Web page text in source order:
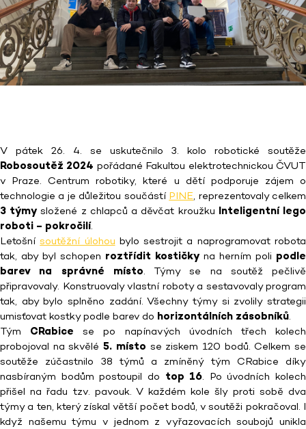
V pátek 26. 4. se uskutečnilo 3. kolo robotické soutěže
Robosoutěž 2024 pořádané Fakultou elektrotechnickou ČVUT
v Praze. Centrum robotiky, které u dětí podporuje zájem o
technologie a je důležitou součástí PINE, reprezentovaly celkem
3 týmy složené z chlapců a děvčat kroužku Inteligentní lego
roboti – pokročilí.
Letošnísoutěžní úlohou bylo sestrojit a naprogramovat robota
tak, aby byl schopen roztřídit kostičky na herním poli podle
barev na správné místo. Týmy se na soutěž pečlivě
připravovaly. Konstruovaly vlastní roboty a sestavovaly program
tak, aby bylo splněno zadání. Všechny týmy si zvolily strategii
umisťovat kostky podle barev do horizontálních zásobníků.
Tým CRabice se po napínavých úvodních třech kolech
probojoval na skvělé5. místo se ziskem 120 bodů. Celkem se
soutěže zúčastnilo 38 týmů a zmíněný tým CRabice díky
nasbíraným bodům postoupil do top 16. Po úvodních kolech
přišel na řadu tzv. pavouk. V každém kole šly proti sobě dva
týmy a ten, který získal větší počet bodů, v soutěži pokračoval. I
když našemu týmu v jednom z vyřazovacích soubojů unikla